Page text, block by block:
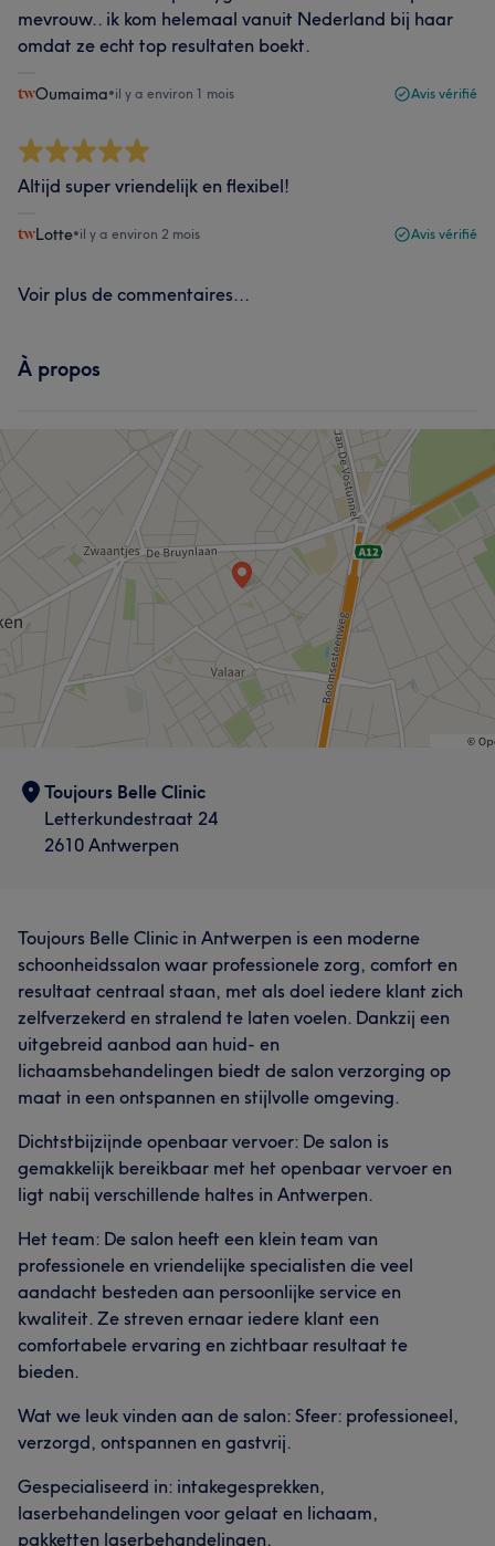
mevrouw.. ik kom helemaal vanuit Nederland bij haar
omdat ze echt top resultaten boekt.
Oumaima•il y a environ 1 mois Avis vérifié
Altijd super vriendelijk en flexibel!
Lotte•il y a environ 2 mois Avis vérifié
Voir plus de commentaires...
À propos
Toujours Belle Clinic
Letterkundestraat 24
2610 Antwerpen
Toujours Belle Clinic in Antwerpen is een moderne
schoonheidssalon waar professionele zorg, comfort en
resultaat centraal staan, met als doel iedere klant zich
zelfverzekerd en stralend te laten voelen. Dankzij een
uitgebreid aanbod aan huid- en
lichaamsbehandelingen biedt de salon verzorging op
maat in een ontspannen en stijlvolle omgeving.
Dichtstbijzijnde openbaar vervoer: De salon is
gemakkelijk bereikbaar met het openbaar vervoer en
ligt nabij verschillende haltes in Antwerpen.
Het team: De salon heeft een klein team van
professionele en vriendelijke specialisten die veel
aandacht besteden aan persoonlijke service en
kwaliteit. Ze streven ernaar iedere klant een
comfortabele ervaring en zichtbaar resultaat te
bieden.
Wat we leuk vinden aan de salon: Sfeer: professioneel,
verzorgd, ontspannen en gastvrij.
Gespecialiseerd in: intakegesprekken,
laserbehandelingen voor gelaat en lichaam,
pakketten laserbehandelingen,